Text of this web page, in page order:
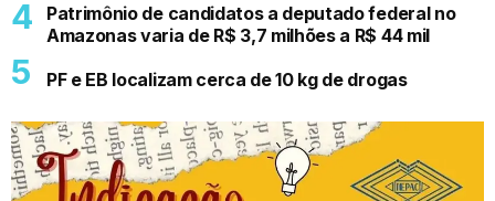
Patrimônio de candidatos a deputado federal no
Amazonas varia de R$ 3,7 milhões a R$ 44 mil
PF e EB localizam cerca de 10 kg de drogas